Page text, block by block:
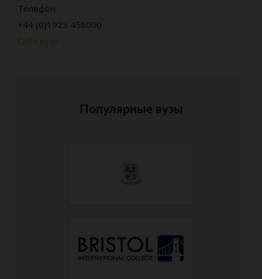
Телефон:
+44 (0)1923 456000
Сайт вуза
Популярные вузы